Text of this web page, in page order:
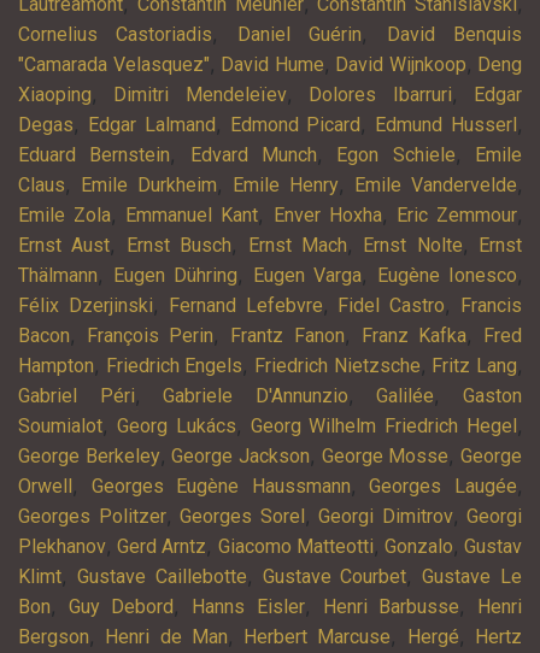
Lautréamont
Constantin Meunier Constantin Stanislavski
Cornelius Castoriadis, Daniel Guérin,
David Benquis
"Camarada Velasquez", David Hume, David Wijnkoop, Deng
Xiaoping, Dimitri Mendeleïev, Dolores Ibarruri,
Edgar
Degas, Edgar Lalmand , Edmond Picard , Edmund Husserl ,
Eduard Bernstein, Edvard Munch, Egon Schiele,
Emile
Claus, Emile Durkheim, Emile Henry, Emile Vandervelde,
Emile Zola, Emmanuel Kant, Enver Hoxha, Eric Zemmour,
Ernst Aust, Ernst Busch, Ernst Mach, Ernst Nolte,
Ernst
Thälmann, Eugen Dühring, Eugen Varga, Eugène Ionesco,
Félix Dzerjinski, Fernand Lefebvre, Fidel Castro,
Francis
Bacon, François Perin, Frantz Fanon, Franz Kafka,
Fred
Hampton, Friedrich Engels, Friedrich Nietzsche, Fritz Lang,
Gabriel Péri,Gabriele D'Annunzio,Galilée,Gaston
Soumialot, Georg Lukács, Georg Wilhelm Friedrich Hegel ,
George Berkeley,George Jackson, George Mosse,George
Orwell , Georges Eugène Haussmann,Georges Laugée,
Georges Politzer, Georges Sorel , Georgi Dimitrov, Georgi
Plekhanov,Gerd Arntz, Giacomo Matteotti, Gonzalo,Gustav
Klimt, Gustave Caillebotte, Gustave Courbet,Gustave Le
Bon, Guy Debord , Hanns Eisler, Henri Barbusse,
Henri
Bergson, Henri de Man, Herbert Marcuse, Hergé,
Hertz